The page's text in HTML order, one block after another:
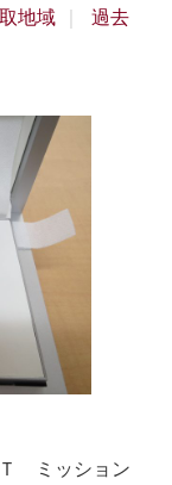
地域
過去
ミッション